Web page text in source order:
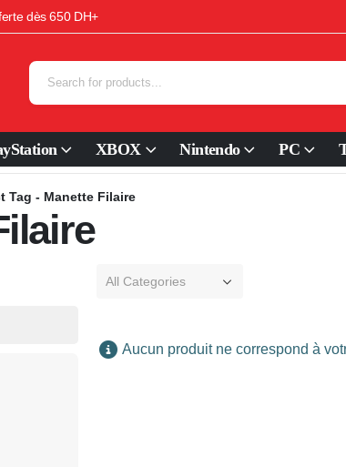
dès 650 DH+
XBOX Nintendo PC
Tag - Manette Filaire
All Categories
Aucun produit ne correspond à